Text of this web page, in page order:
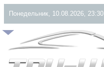
Понедельник, 10.08.2026, 23:30